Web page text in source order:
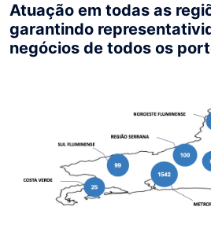
Atuação em todas as
garantindo
negócios de todos os